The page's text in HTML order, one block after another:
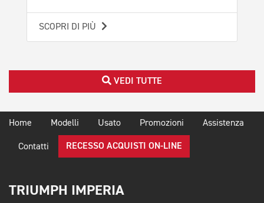
SCOPRI DI PIÙ
VEDI TUTTE
Home Modelli Usato Promozioni Assistenza
Contatti RECESSO ACQUISTI ON-LINE
TRIUMPH IMPERIA